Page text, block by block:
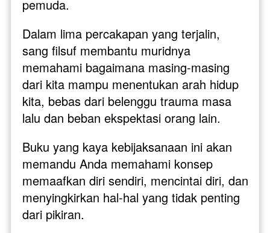
pemuda.
Dalam lima percakapan yang terjalin,
sang filsuf membantu muridnya
memahami bagaimana masing-masing
dari kita mampu menentukan arah hidup
kita, bebas dari belenggu trauma masa
lalu dan beban ekspektasi orang lain.
Buku yang kaya kebijaksanaan ini akan
memandu Anda memahami konsep
memaafkan diri sendiri, mencintai diri, dan
menyingkirkan hal-hal yang tidak penting
dari pikiran.